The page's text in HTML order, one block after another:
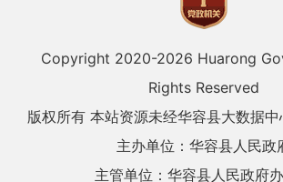
Copyright 2020-2026 Huarong
Rights Reserved
版权所有 本站资源未经华容县大数据
主办单位：华容县人民政
主管单位：华容县人民政府